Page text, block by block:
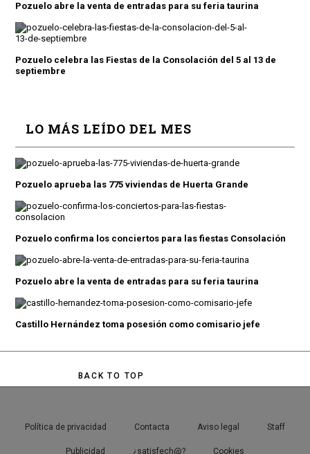
Pozuelo abre la venta de entradas para su feria taurina
Pozuelo celebra las Fiestas de la Consolación del 5 al 13 de
septiembre
LO MÁS LEÍDO DEL MES
Pozuelo aprueba las 775 viviendas de Huerta Grande
Pozuelo confirma los conciertos para las fiestas Consolación
Pozuelo abre la venta de entradas para su feria taurina
Castillo Hernández toma posesión como comisario jefe
BACK TO TOP
Política de privacidad Contacta Aviso legal Staff
Publicidad ¿satisfech@? Cookies